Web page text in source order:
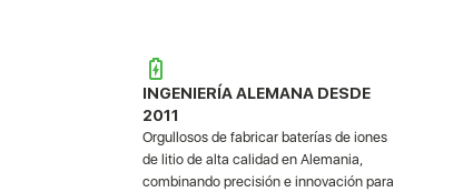
INGENIERÍA ALEMANA DESDE
2011
Orgullosos de fabricar baterías de iones
de litio de alta calidad en Alemania,
combinando precisión e innovación para